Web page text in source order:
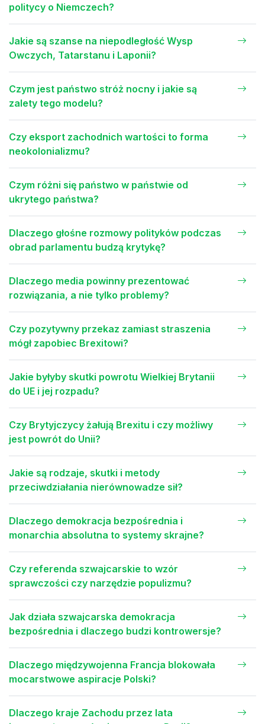
politycy o Niemczech?
Jakie są szanse na niepodległość Wysp
Owczych, Tatarstanu i Laponii?
Czym jest państwo stróż nocny i jakie są
zalety tego modelu?
Czy eksport zachodnich wartości to forma
neokolonializmu?
Czym różni się państwo w państwie od
ukrytego państwa?
Dlaczego głośne rozmowy polityków podczas
obrad parlamentu budzą krytykę?
Dlaczego media powinny prezentować
rozwiązania, a nie tylko problemy?
Czy pozytywny przekaz zamiast straszenia
mógł zapobiec Brexitowi?
Jakie byłyby skutki powrotu Wielkiej Brytanii
do UE i jej rozpadu?
Czy Brytyjczycy żałują Brexitu i czy możliwy
jest powrót do Unii?
Jakie są rodzaje, skutki i metody
przeciwdziałania nierównowadze sił?
Dlaczego demokracja bezpośrednia i
monarchia absolutna to systemy skrajne?
Czy referenda szwajcarskie to wzór
sprawczości czy narzędzie populizmu?
Jak działa szwajcarska demokracja
bezpośrednia i dlaczego budzi kontrowersje?
Dlaczego międzywojenna Francja blokowała
mocarstwowe aspiracje Polski?
Dlaczego kraje Zachodu przez lata